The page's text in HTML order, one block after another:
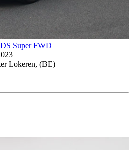
Super FWD
Lokeren, (BE)